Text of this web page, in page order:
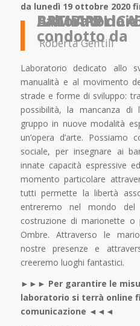
da lunedì 19 ottobre 2020
Laboratorio di TEATRO e ARTI
condotto da
Roberta Gentili
Laboratorio dedicato allo
manualità e al movimento
strade e forme di sviluppo:
possibilità, la mancanza
gruppo in nuove modalità
un’opera d’arte. Possiamo
sociale, per insegnare ai
innate capacità espressive
momento particolare
tutti permette la libertà
entreremo nel mondo
costruzione di marionette o
Ombre. Attraverso le
nostre presenze e
creeremo luoghi fantastici.
►►► Per garantire le
laboratorio si terrà online
comunicazione ◄◄◄